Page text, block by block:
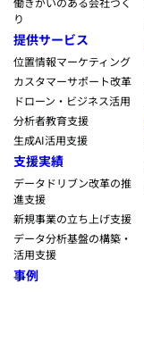
り
提供サービス
位置情報マーケティング
カスタマーサポート改革
ドローン・ビジネス活用
分析者教育支援
生成AI活用支援
支援実績
データドリブン改革の推
進支援
新規事業の立ち上げ支援
データ分析基盤の構築・
活用支援
事例